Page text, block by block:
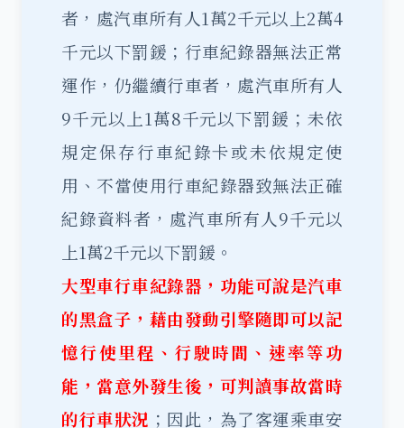
者，處汽車所有人1萬2千元以上2萬4
千元以下罰鍰；行車紀錄器無法正常
運作，仍繼續行車者，處汽車所有人
9千元以上1萬8千元以下罰鍰；未依
規定保存行車紀錄卡或未依規定使
用、不當使用行車紀錄器致無法正確
紀錄資料者，處汽車所有人9千元以
上1萬2千元以下罰鍰。
大型車行車紀錄器，功能可說是汽車
的黑盒子，藉由發動引擎隨即可以記
憶行使里程、行駛時間、速率等功
能，當意外發生後，可判讀事故當時
的行車狀況 ；因此，為了客運乘車安